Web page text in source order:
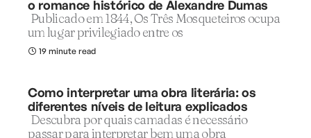
o romance histórico de Alexandre Dumas
Publicado em 1844, Os Três Mosqueteiros ocupa
um lugar privilegiado entre os
19 minute read
Como interpretar uma obra literária: os
diferentes níveis de leitura explicados
Descubra por quais camadas é necessário
passar para interpretar bem uma obra